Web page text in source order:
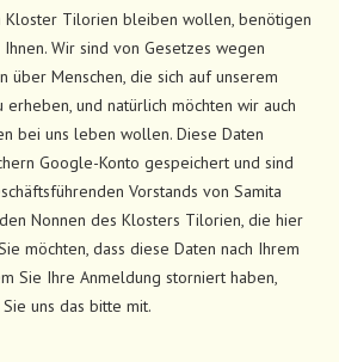
Kloster Tilorien bleiben wollen, benötigen
Wir sind von Gesetzes wegen
über Menschen, die sich auf unserem
erheben, und natürlich möchten wir auch
bei uns leben wollen. Diese Daten
Google-Konto gespeichert und sind
Vorstands von Samita
Nonnen des Klosters Tilorien, die hier
möchten, dass diese Daten nach Ihrem
Sie Ihre Anmeldung storniert haben,
uns das bitte mit.